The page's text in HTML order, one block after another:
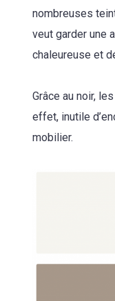
nombreuses
veut garder une
chaleureuse et
Grâce au noir,
effet, inutile
mobilier.